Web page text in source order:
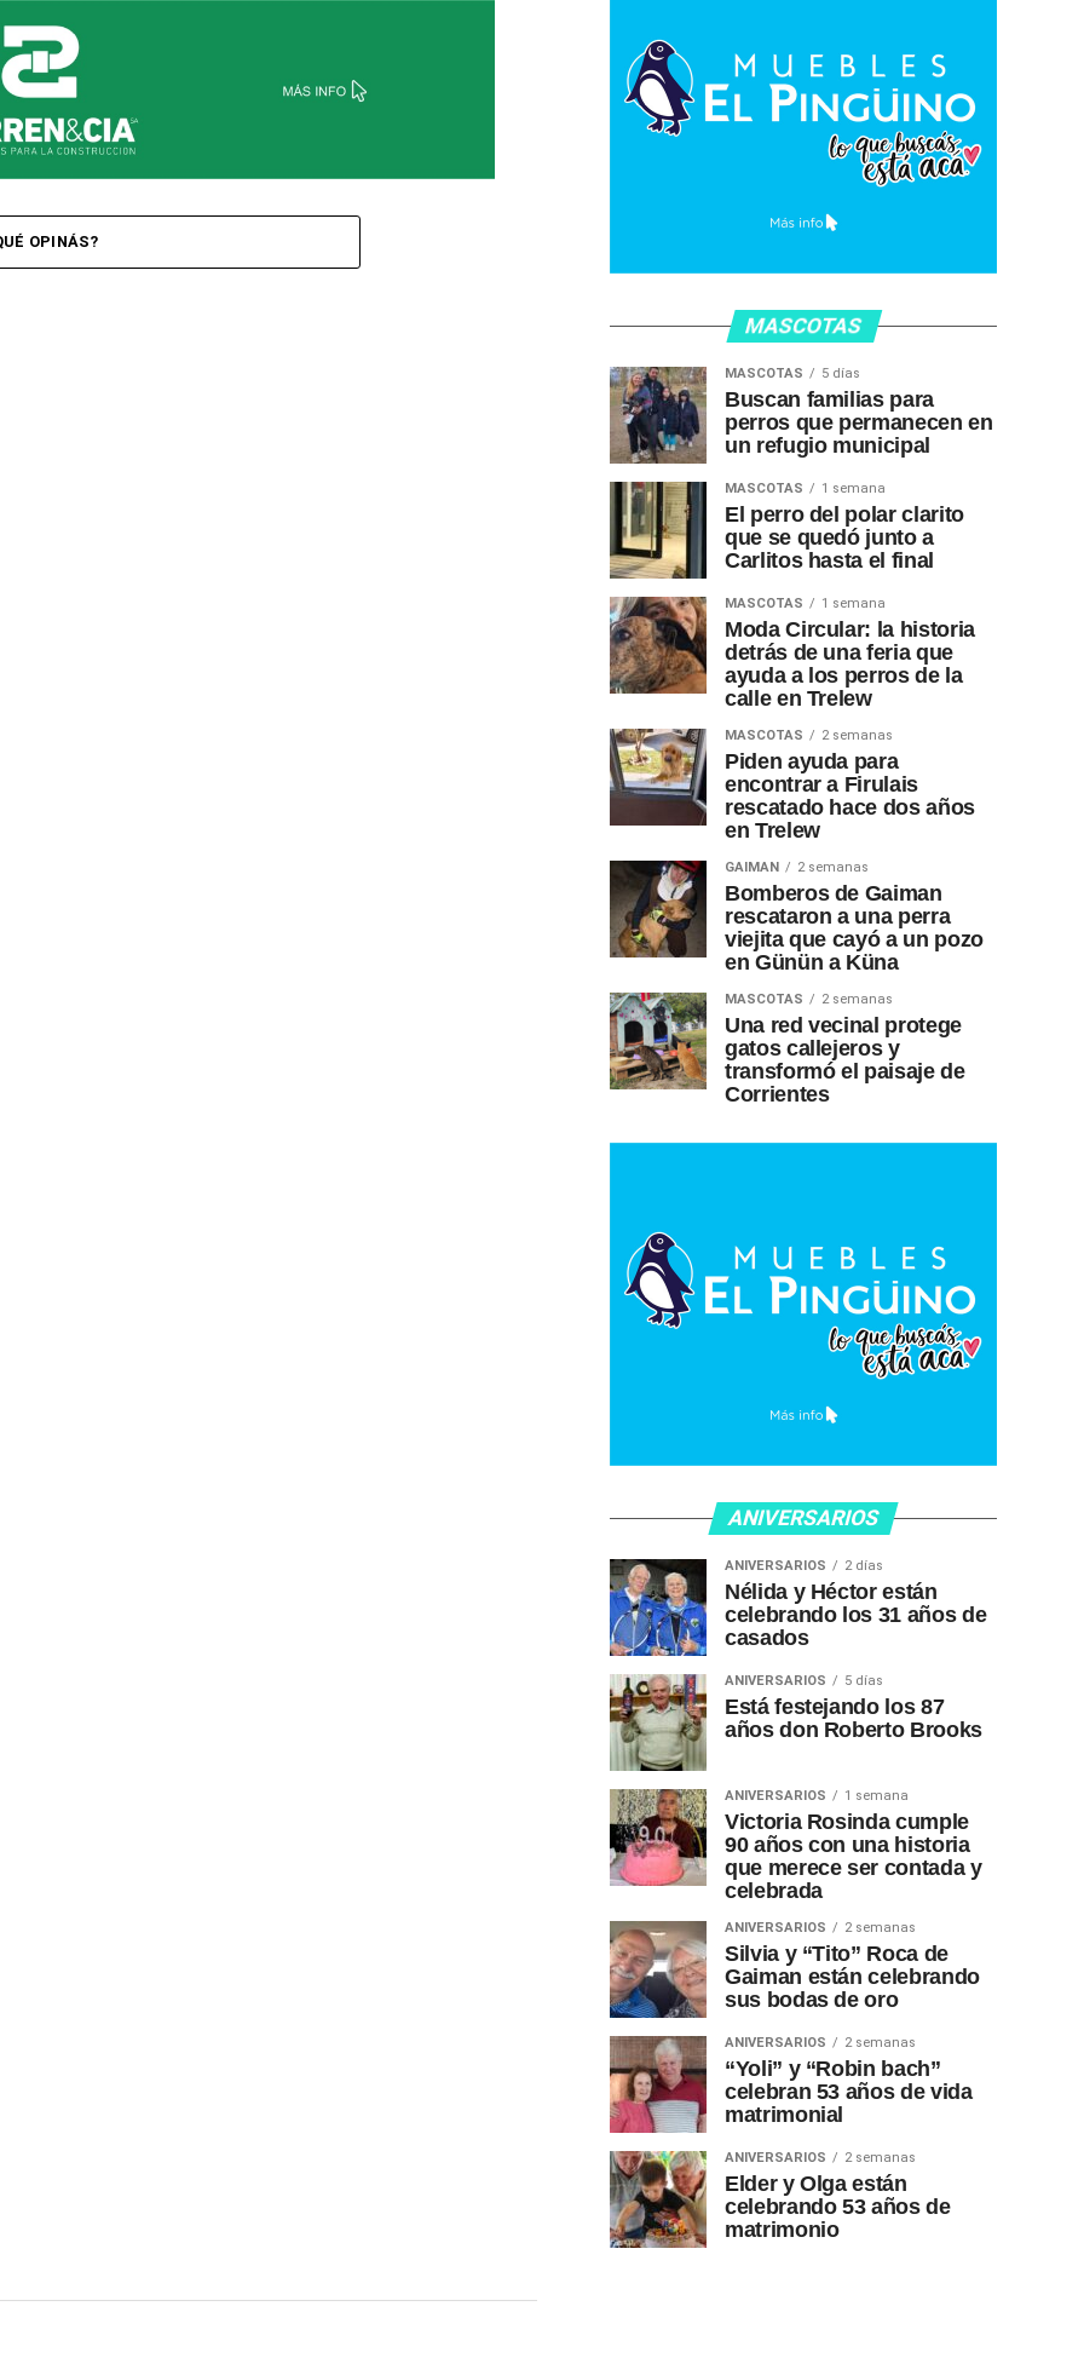
OPINÁS?
MASCOTAS
MASCOTAS 5 días
Buscan familias para
perros que permanecen en
un refugio municipal
MASCOTAS 1 semana
El perro del polar clarito
que se quedó junto a
Carlitos hasta el final
MASCOTAS 1 semana
Moda Circular: la historia
detrás de una feria que
ayuda a los perros de la
calle en Trelew
MASCOTAS 2 semanas
Piden ayuda para
encontrar a Firulais
rescatado hace dos años
en Trelew
GAIMAN 2 semanas
Bomberos de Gaiman
rescataron a una perra
viejita que cayó a un pozo
en Günün a Küna
MASCOTAS 2 semanas
Una red vecinal protege
gatos callejeros y
transformó el paisaje de
Corrientes
ANIVERSARIOS
ANIVERSARIOS 2 días
Nélida y Héctor están
celebrando los 31 años de
casados
ANIVERSARIOS 5 días
Está festejando los 87
años don Roberto Brooks
ANIVERSARIOS 1 semana
Victoria Rosinda cumple
90 años con una historia
que merece ser contada y
celebrada
ANIVERSARIOS 2 semanas
Silvia y “Tito” Roca de
Gaiman están celebrando
sus bodas de oro
ANIVERSARIOS 2 semanas
“Yoli” y “Robin bach”
celebran 53 años de vida
matrimonial
ANIVERSARIOS 2 semanas
Elder y Olga están
celebrando 53 años de
matrimonio